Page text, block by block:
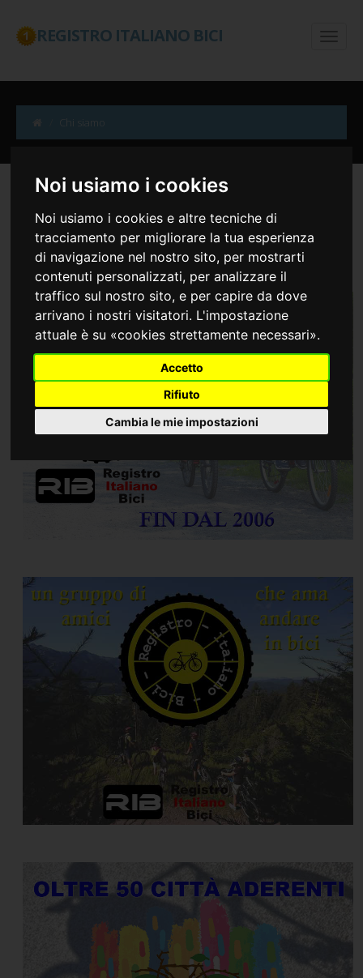
Noi usiamo i cookies
Noi usiamo i cookies e altre tecniche di
tracciamento per migliorare la tua esperienza
di navigazione nel nostro sito, per mostrarti
contenuti personalizzati, per analizzare il
traffico sul nostro sito, e per capire da dove
arrivano i nostri visitatori. L'impostazione
attuale è su «cookies strettamente necessari».
Accetto
Rifiuto
Cambia le mie impostazioni
REGISTRO ITALIANO BICI
Chi siamo
Tutto Chi siamo Cosa facciamo
Le nostre città
Quali garanzie forniamo
Servizi di Proprietà e Garanzia
Soddisfatto o 100% rimborsato